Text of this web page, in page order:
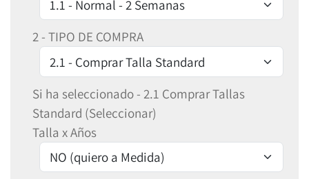
2 - TIPO DE COMPRA
Si ha seleccionado - 2.1 Comprar Tallas
Standard (Seleccionar)
Talla x Años